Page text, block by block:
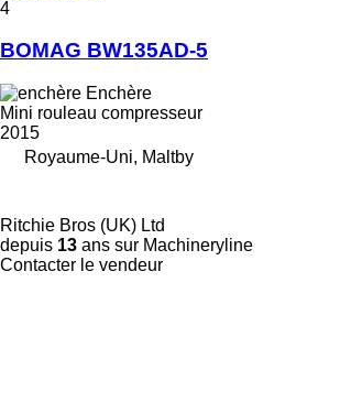
4
BOMAG BW135AD-5
Enchère
Mini rouleau compresseur
2015
Royaume-Uni, Maltby
Ritchie Bros (UK) Ltd
depuis 13 ans sur Machineryline
Contacter le vendeur